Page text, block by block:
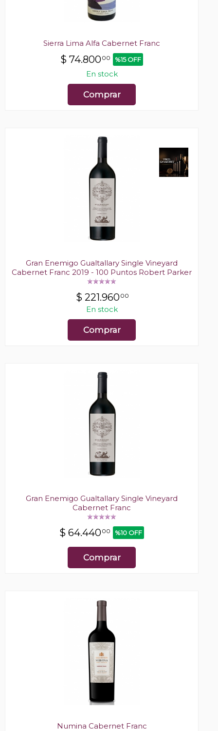
Sierra Lima Alfa Cabernet Franc
$ 74.80000 %15 OFF
En stock
Comprar
Gran Enemigo Gualtallary Single Vineyard
Cabernet Franc 2019 - 100 Puntos Robert Parker
$ 221.96000
En stock
Comprar
Gran Enemigo Gualtallary Single Vineyard
Cabernet Franc
$ 64.44000 %10 OFF
Comprar
Numina Cabernet Franc